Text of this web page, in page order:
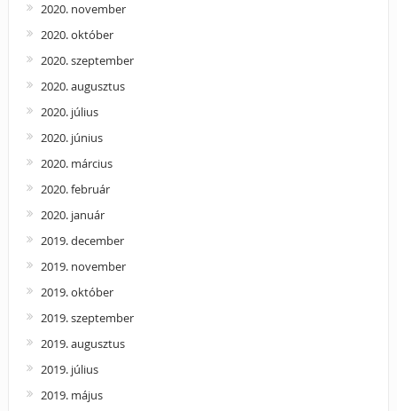
2020. november
2020. október
2020. szeptember
2020. augusztus
2020. július
2020. június
2020. március
2020. február
2020. január
2019. december
2019. november
2019. október
2019. szeptember
2019. augusztus
2019. július
2019. május